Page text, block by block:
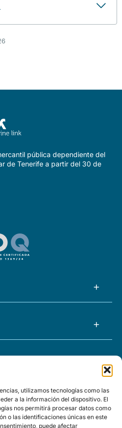
utilizamos tecnologías como las
a la información del dispositivo. El
nos permitirá procesar datos como
o las identificaciones únicas en este
puede afectar
pública dependiente del
de Tenerife a partir del 30 de
Política de calidad y